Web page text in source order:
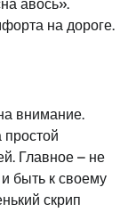
авось».
на дороге.
внимание.
Главное – не
быть к своему
скрип